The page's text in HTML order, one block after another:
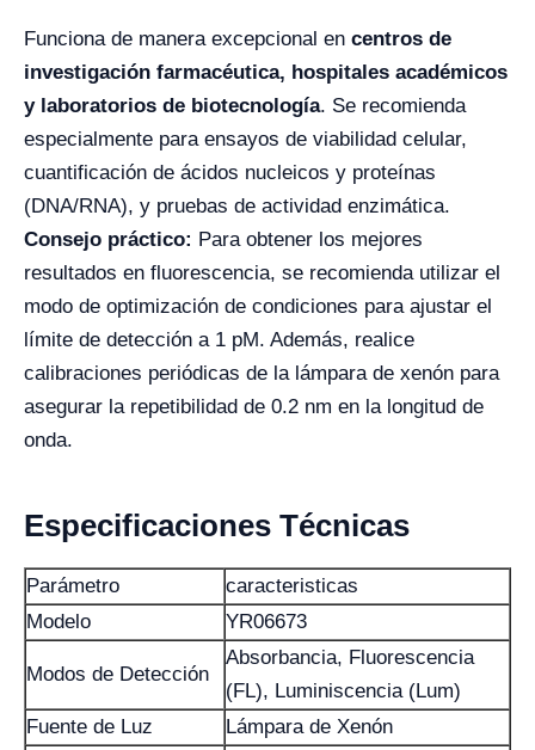
Funciona de manera excepcional en centros de
investigación farmacéutica, hospitales académicos
y laboratorios de biotecnología. Se recomienda
especialmente para ensayos de viabilidad celular,
cuantificación de ácidos nucleicos y proteínas
(DNA/RNA), y pruebas de actividad enzimática.
Consejo práctico: Para obtener los mejores
resultados en fluorescencia, se recomienda utilizar el
modo de optimización de condiciones para ajustar el
límite de detección a 1 pM. Además, realice
calibraciones periódicas de la lámpara de xenón para
asegurar la repetibilidad de 0.2 nm en la longitud de
onda.
Especificaciones Técnicas
Parámetro
caracteristicas
Modelo
YR06673
Modos de Detección
Absorbancia, Fluorescencia
(FL), Luminiscencia (Lum)
Fuente de Luz
Lámpara de Xenón